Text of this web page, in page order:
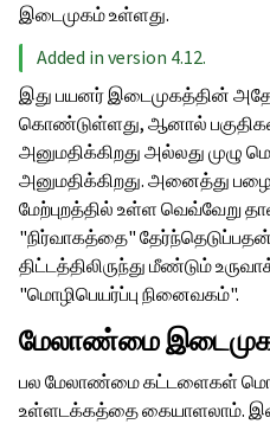
இடைமுகம் உள்ளது.
Added in version 4.12.
இது பயனர் இடைமுகத்தின்
கொண்டுள்ளது, ஆனால்
அனுமதிக்கிறது அல்லது முழு
அனுமதிக்கிறது. அனைத்து
மேற்புறத்தில் உள்ள வெவ்வேறு
"நிர்வாகத்தை"
திட்டத்திலிருந்து மீண்டும்
"மொழிபெயர்ப்பு நினைவகம்".
மேலாண்மை
பல மேலாண்மை கட்டளைகள்
உள்ளடக்கத்தை கையாளலாம்.